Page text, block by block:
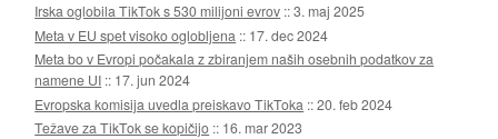
Irska oglobila TikTok s 530 milijoni evrov ::3. maj 2025
Meta v EU spet visoko oglobljena :: 17. dec 2024
Meta bo v Evropi počakala z zbiranjem naših osebnih podatkov za
namene UI :: 17. jun 2024
Evropska komisija uvedla preiskavo TikToka ::20. feb 2024
Težave za TikTok se kopičijo :: 16. mar 2023